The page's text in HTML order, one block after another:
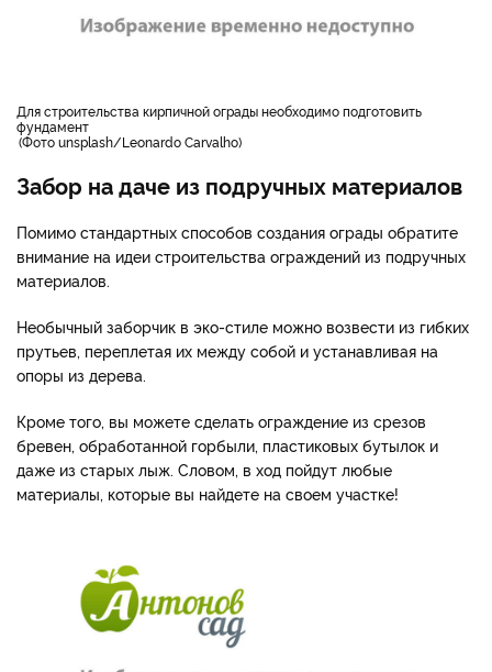
для строительства кирпичной ограды необходимо подготовить
фундамент
Фото unsplash/Leonardo Carvalho
Забор на даче из подручных материалов
Помимо стандартных способов создания ограды обратите
внимание на идеи строительства ограждений из подручных
материалов.
Необычный заборчик в эко-стиле можно возвести из гибких
прутьев, переплетая их между собой и устанавливая на
опоры из дерева.
Кроме того, вы можете сделать ограждение из срезов
бревен, обработанной горбыли, пластиковых бутылок и
даже из старых лыж. Словом, в ход пойдут любые
материалы, которые вы найдете на своем участке!